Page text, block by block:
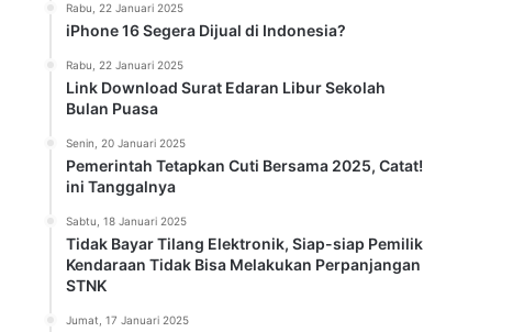
Rabu, 22 Januari 2025
iPhone 16 Segera Dijual di Indonesia?
Rabu, 22 Januari 2025
Link Download Surat Edaran Libur Sekolah
Bulan Puasa
Senin, 20 Januari 2025
Pemerintah Tetapkan Cuti Bersama 2025, Catat!
ini Tanggalnya
Sabtu, 18 Januari 2025
Tidak Bayar Tilang Elektronik, Siap-siap Pemilik
Kendaraan Tidak Bisa Melakukan Perpanjangan
STNK
Jumat, 17 Januari 2025